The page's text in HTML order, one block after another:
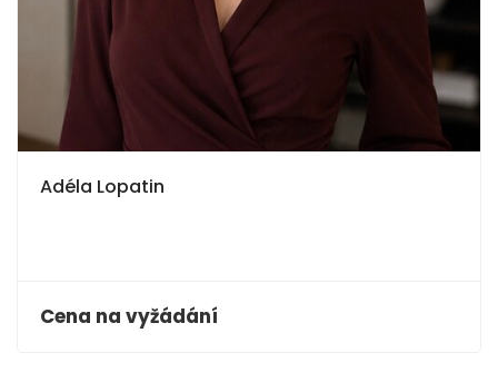
Adéla Lopatin
Cena na vyžádání